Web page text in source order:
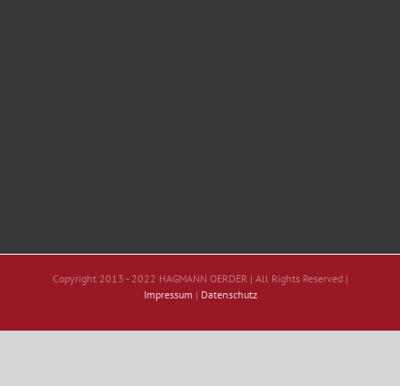
Copyright 2013 - 2022 HAGMANN OERDER | All Rights Reserved |
Impressum | Datenschutz